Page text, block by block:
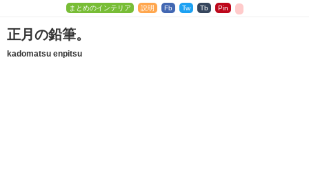
まとめのインテリア 説明 Fb Tw Tb Pin
正月の鉛筆。
kadomatsu enpitsu